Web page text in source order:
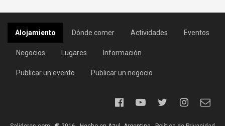
Alojamiento Dónde comer Actividades Eventos
Negocios Lugares Información
Publicar un evento Publicar un negocio